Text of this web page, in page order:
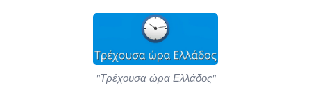
"Τρέχουσα ώρα Ελλάδος"